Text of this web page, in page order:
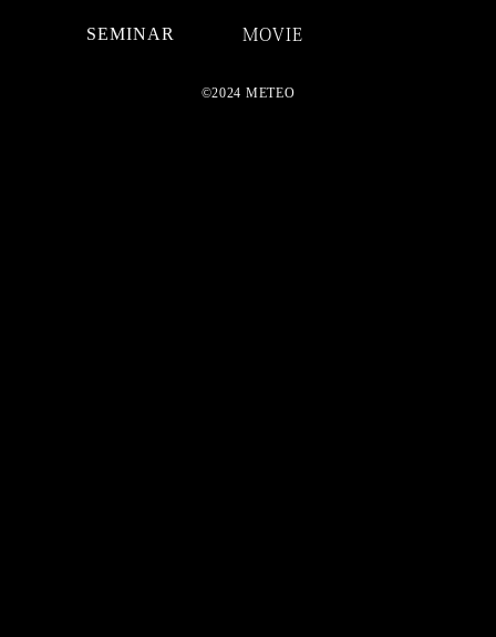
SEMINAR MOVIE
©2024 METEO